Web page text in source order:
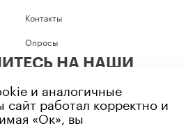
Контакты
Опросы
НА НАШИ
и аналогичные
сайт работал корректно и
«Ок», вы